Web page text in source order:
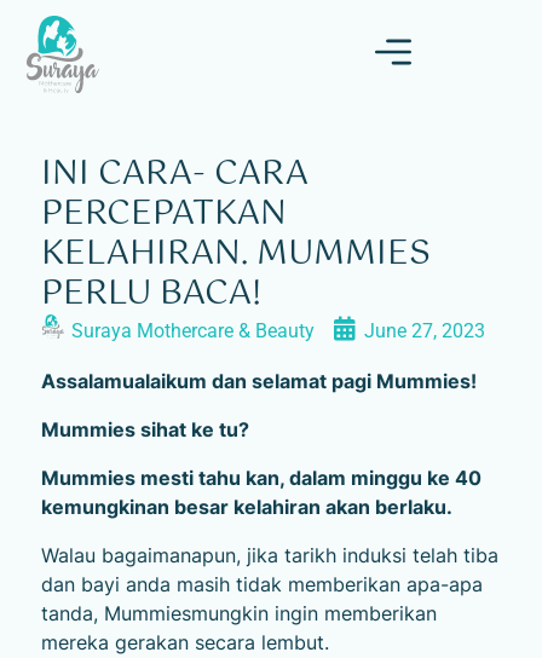
INI CARA- CARA
PERCEPATKAN
KELAHIRAN. MUMMIES
PERLU BACA!
Suraya Mothercare & Beauty June 27, 2023
Assalamualaikum dan selamat pagi Mummies!
Mummies sihat ke tu?
Mummies mesti tahu kan, dalam minggu ke 40
kemungkinan besar kelahiran akan berlaku.
Walau bagaimanapun, jika tarikh induksi telah tiba
dan bayi anda masih tidak memberikan apa-apa
tanda, Mummiesmungkin ingin memberikan
mereka gerakan secara lembut.